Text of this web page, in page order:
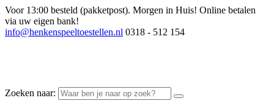
Voor 13:00 besteld (pakketpost). Morgen in Huis! Online betalen
via uw eigen bank!
info@henkenspeeltoestellen.nl 0318 - 512 154
Zoeken naar: